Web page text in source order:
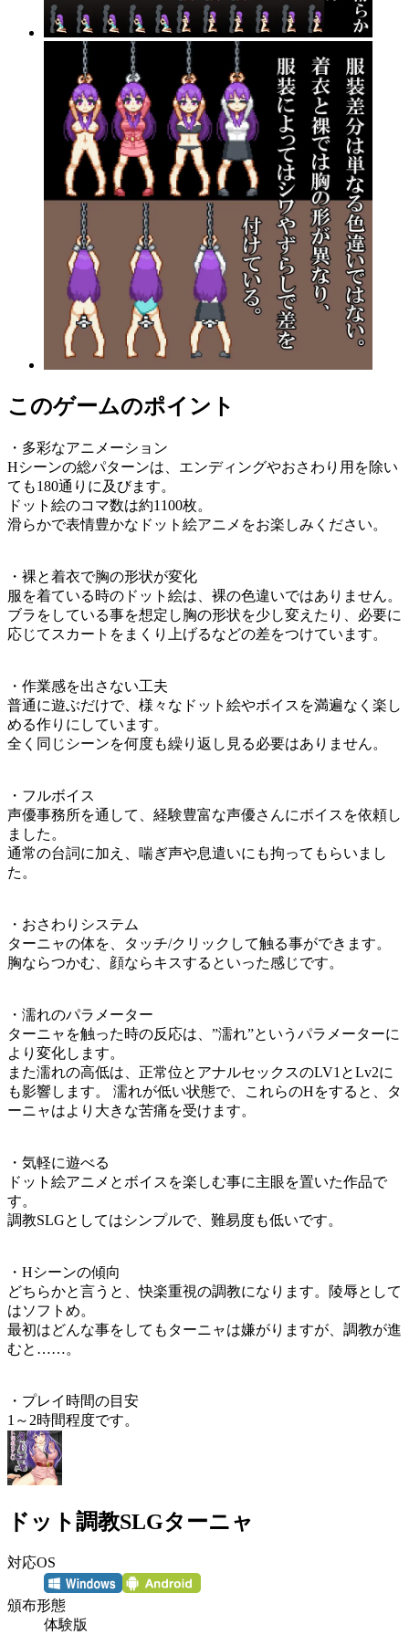
このゲームのポイント
・多彩なアニメーション
Hシーンの総パターンは、エンディングやおさわり用を除い
ても180通りに及びます。
ドット絵のコマ数は約1100枚。
滑らかで表情豊かなドット絵アニメをお楽しみください。
・裸と着衣で胸の形状が変化
服を着ている時のドット絵は、裸の色違いではありません。
ブラをしている事を想定し胸の形状を少し変えたり、必要に
応じてスカートをまくり上げるなどの差をつけています。
・作業感を出さない工夫
普通に遊ぶだけで、様々なドット絵やボイスを満遍なく楽し
める作りにしています。
全く同じシーンを何度も繰り返し見る必要はありません。
・フルボイス
声優事務所を通して、経験豊富な声優さんにボイスを依頼し
ました。
通常の台詞に加え、喘ぎ声や息遣いにも拘ってもらいまし
た。
・おさわりシステム
ターニャの体を、タッチ/クリックして触る事ができます。
胸ならつかむ、顔ならキスするといった感じです。
・濡れのパラメーター
ターニャを触った時の反応は、”濡れ”というパラメーターに
より変化します。
また濡れの高低は、正常位とアナルセックスのLV1とLv2に
も影響します。 濡れが低い状態で、これらのHをすると、タ
ーニャはより大きな苦痛を受けます。
・気軽に遊べる
ドット絵アニメとボイスを楽しむ事に主眼を置いた作品で
す。
調教SLGとしてはシンプルで、難易度も低いです。
・Hシーンの傾向
どちらかと言うと、快楽重視の調教になります。陵辱として
はソフトめ。
最初はどんな事をしてもターニャは嫌がりますが、調教が進
むと……。
・プレイ時間の目安
1～2時間程度です。
ドット調教SLGターニャ
対応OS
頒布形態
体験版